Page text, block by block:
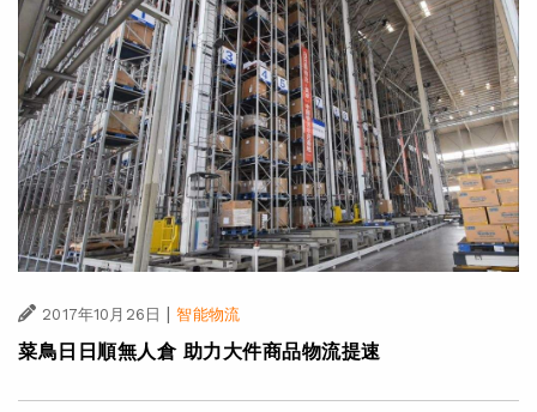
2017年10月26日 | 智能物流
菜鳥日日順無人倉 助力大件商品物流提速